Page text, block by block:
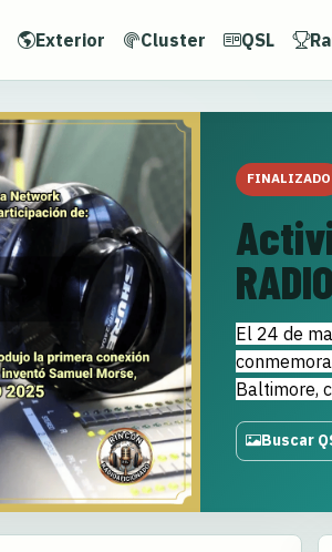
Exterior Cluster QSL
FINALIZADO
El 24 de
Baltimore,
Buscar